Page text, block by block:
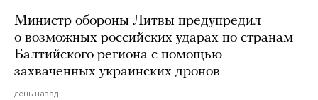
Министр обороны Литвы предупредил
о возможных российских ударах по странам
Балтийского региона с помощью
захваченных украинских дронов
день назад